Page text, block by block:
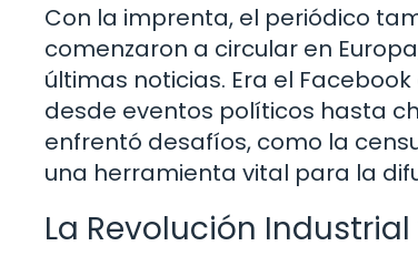
Con la imprenta, el periódico
comenzaron a circular en
últimas noticias. Era el
desde eventos políticos hasta
enfrentó desafíos, como la
una herramienta vital para la
La Revolución